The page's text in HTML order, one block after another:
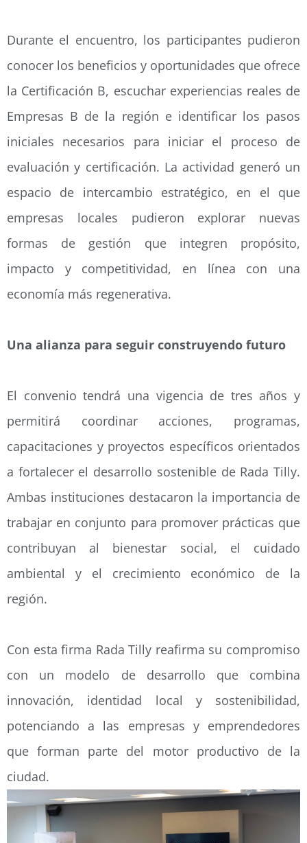
Durante el encuentro, los participantes pudieron
conocer los beneficios y oportunidades que ofrece
la Certificación B, escuchar experiencias reales de
Empresas B de la región e identificar los pasos
iniciales necesarios para iniciar el proceso de
evaluación y certificación. La actividad generó un
espacio de intercambio estratégico, en el que
empresas locales pudieron explorar nuevas
formas de gestión que integren propósito,
impacto y competitividad, en línea con una
economía más regenerativa.
Una alianza para seguir construyendo futuro
El convenio tendrá una vigencia de tres años y
permitirá coordinar acciones, programas,
capacitaciones y proyectos específicos orientados
a fortalecer el desarrollo sostenible de Rada Tilly.
Ambas instituciones destacaron la importancia de
trabajar en conjunto para promover prácticas que
contribuyan al bienestar social, el cuidado
ambiental y el crecimiento económico de la
región.
Con esta firma Rada Tilly reafirma su compromiso
con un modelo de desarrollo que combina
innovación, identidad local y sostenibilidad,
potenciando a las empresas y emprendedores
que forman parte del motor productivo de la
ciudad.